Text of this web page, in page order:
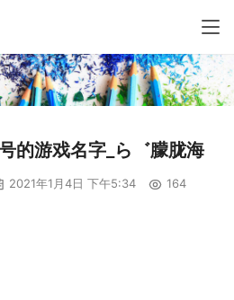
的游戏名字_ら゛朦胧海
2021年1月4日 下午5:34 164